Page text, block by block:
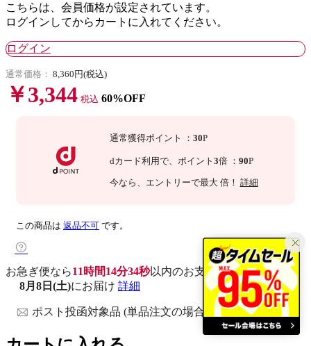
こちらは、会員価格が設定されています。
ログインしてからカートに入れてください。
ログイン
通常価格： 8,360円(税込)
￥3,344 税込 60%OFF
通常獲得ポイント ： 30P
dカード利用で、 ポイント 3倍 ： 90P
今なら 、エントリーで最大 倍！ 詳細
この商品は 返品不可 です。
お急ぎ便なら11時間14分34秒以内のお支払いで
8月8日(土)にお届け 詳細
ポスト投函対象品 (単品注文の場合)